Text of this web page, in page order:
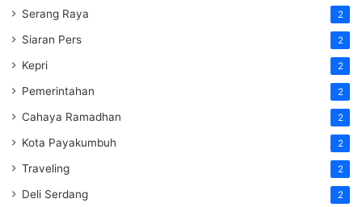
Serang Raya 2
Siaran Pers 2
Kepri 2
Pemerintahan 2
Cahaya Ramadhan 2
Kota Payakumbuh 2
Traveling 2
Deli Serdang 2